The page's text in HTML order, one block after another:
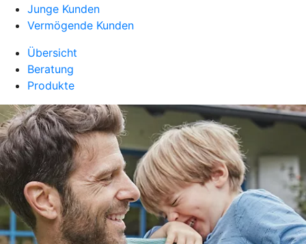
Junge Kunden
Vermögende Kunden
Übersicht
Beratung
Produkte